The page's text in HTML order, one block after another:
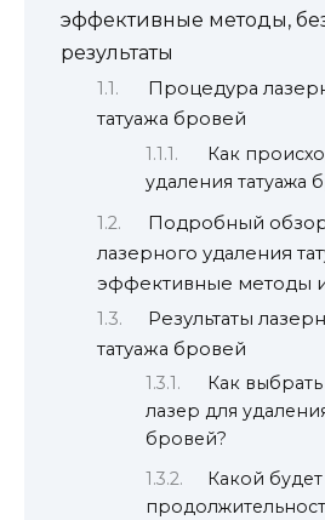
эффективные методы,
результаты
Процедура
татуажа бровей
Как
удаления татуажа
Подробный
лазерного удаления
эффективные методы и
Результаты
татуажа бровей
Как
лазер для
бровей?
Какой будет